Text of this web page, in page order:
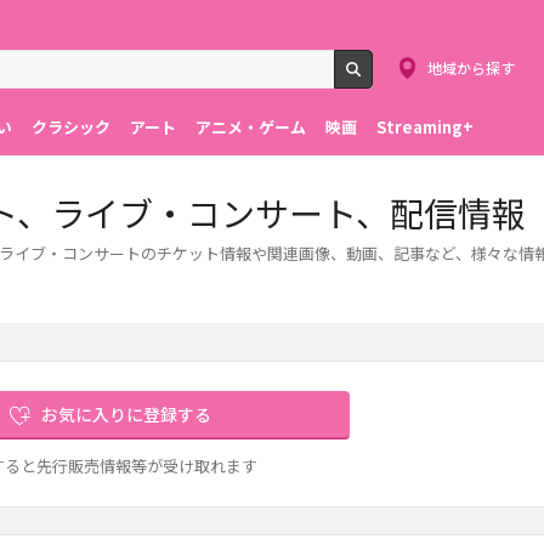
検索
地域から探す
クラシック アート アニメ・ゲーム 映画 Streaming+
ライブ・コンサート、配信情報
イブ・コンサートのチケット情報や関連画像、動画、記事など、様々な情
お気に入りに登録する
と先行販売情報等が受け取れます